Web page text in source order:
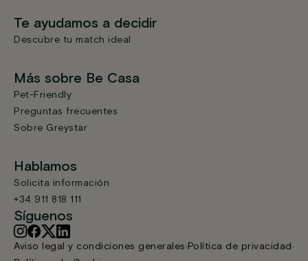
Te ayudamos a decidir
Descubre tu match ideal
Más sobre Be Casa
Pet-Friendly
Preguntas frecuentes
Sobre Greystar
Hablamos
Solicita información
+34 911 818 111
Síguenos
Aviso legal y condiciones generales Política de privacidad